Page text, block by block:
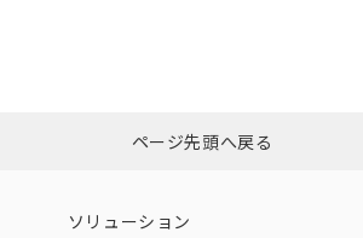
ンロードはこちらページ先頭へ戻る
ソリューション